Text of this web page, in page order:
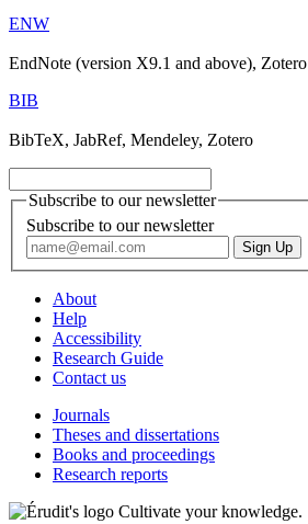
ENW
EndNote (version X9.1 and above), Zotero
BIB
BibTeX, JabRef, Mendeley, Zotero
Subscribe to our newsletter
Subscribe to our newsletter
About
Help
Accessibility
Research Guide
Contact us
Journals
Theses and dissertations
Books and proceedings
Research reports
Cultivate your knowledge.